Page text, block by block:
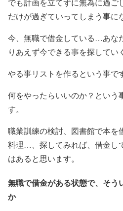
でも計画を立てずに無為に過ご
だけが過ぎていってしまう事に
今、無職で借金している…あな
りあえず今できる事を探してい
やる事リストを作るという事で
何をやったらいいのか？という
す。
職業訓練の検討、図書館で本を
料理…、探してみれば、借金し
はあると思います。
無職で借金がある状態で、そう
か